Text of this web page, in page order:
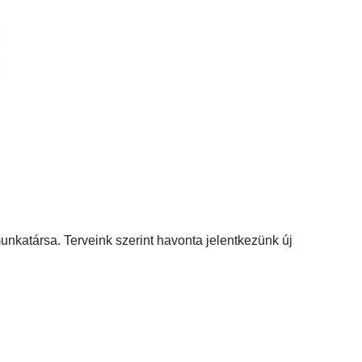
Terveink szerint havonta jelentkezünk új